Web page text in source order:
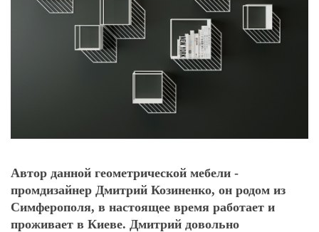
Автор данной геометрической мебели -
промдизайнер Дмитрий Козиненко, он родом из
Симферополя, в настоящее время работает и
проживает в Киеве. Дмитрий довольно